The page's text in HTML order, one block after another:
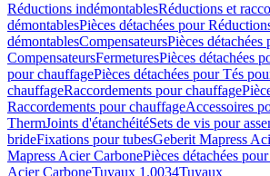
Réductions indémontablesRéductions et
démontablesPièces détachées pour
démontablesCompensateursPièces détachées
CompensateursFermeturesPièces détachées
pour chauffagePièces détachées pour Tés
chauffageRaccordements pour chauffage
Raccordements pour chauffageAccessoires
ThermJoints d'étanchéitéSets de vis pour
brideFixations pour tubesGeberit Mapress
Mapress Acier CarbonePièces détachées
Acier CarboneTuyaux 1.0034Tuyaux